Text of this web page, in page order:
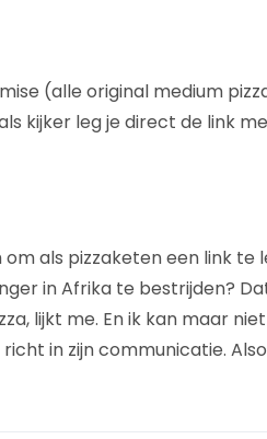
(alle original medium
kijker leg je direct de link
als pizzaketen een link
in Afrika te bestrijden?
lijkt me. En ik kan maar
in zijn communicatie.